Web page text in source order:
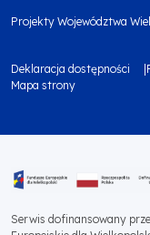
footer
footer
Projekty Województwa
Menu
footer
2
Deklaracja dostępności
Mapa strony
Serwis dofinansowany